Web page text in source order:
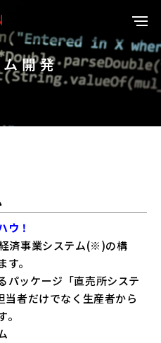
開発
ウ！
済事業システム(※)の構
。
パッケージ「直売所システ
当者だけでなく生産者から